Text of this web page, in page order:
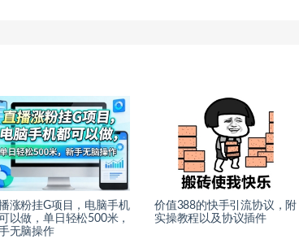
涨粉挂G项目，电脑手机
以做，单日轻松500米，
无脑操作
价值388的快手引流协议，附
实操教程以及协议插件